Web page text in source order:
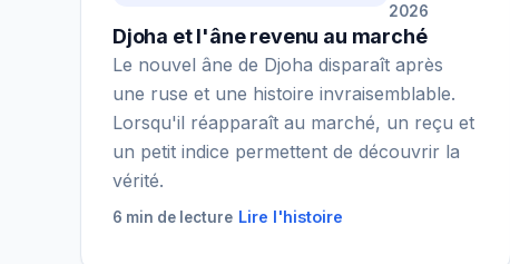
2026
Djoha et l'âne revenu au marché
Le nouvel âne de Djoha disparaît après
une ruse et une histoire invraisemblable.
Lorsqu'il réapparaît au marché, un reçu et
un petit indice permettent de découvrir la
vérité.
6 min de lecture Lire l'histoire